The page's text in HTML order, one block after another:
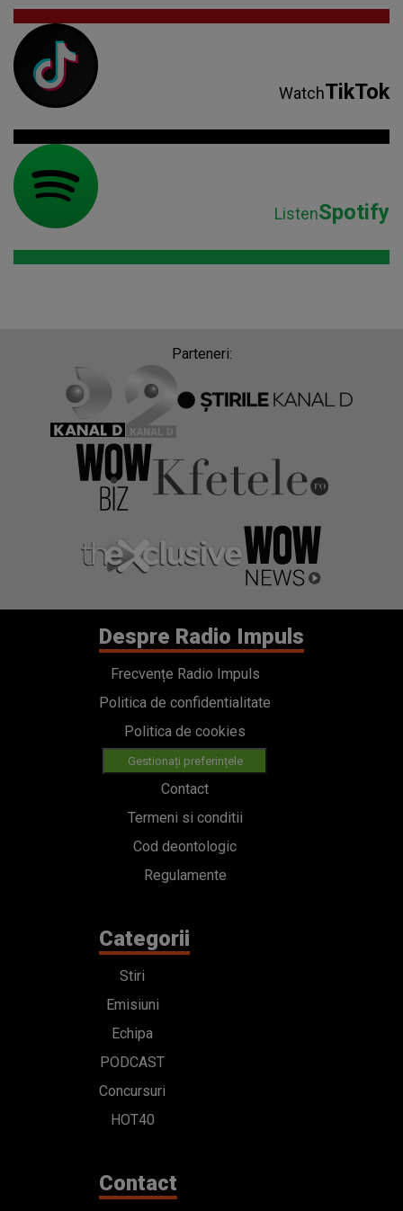
WatchTikTok
ListenSpotify
Parteneri:
Despre Radio Impuls
Frecvențe Radio Impuls
Politica de confidentialitate
Politica de cookies
Gestionați preferințele
Contact
Termeni si conditii
Cod deontologic
Regulamente
Categorii
Stiri
Emisiuni
Echipa
PODCAST
Concursuri
HOT40
Contact